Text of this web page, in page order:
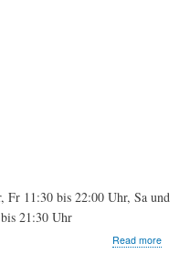
Fr 11:30 bis 22:00 Uhr, Sa und
21:30 Uhr
Read moreabout